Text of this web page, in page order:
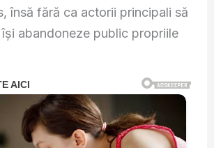
însă fără ca actorii principali să
abandoneze public propriile